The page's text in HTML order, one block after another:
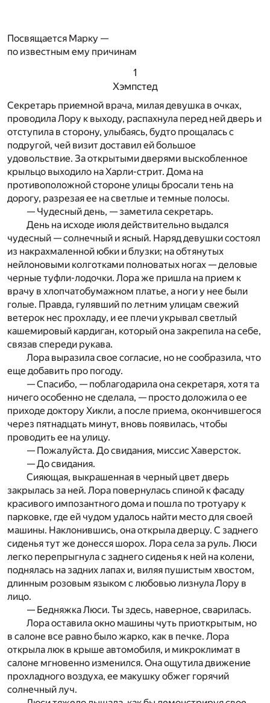
Посвящается Марку —
по известным ему причинам
1
Хэмпстед
Секретарь приемной врача, милая девушка в очках,
проводила Лору к выходу, распахнула перед ней дверь и
отступила в сторону, улыбаясь, будто прощалась с
подругой, чей визит доставил ей большое
удовольствие. За открытыми дверями выскобленное
крыльцо выходило на Харли-стрит. Дома на
противоположной стороне улицы бросали тень на
дорогу, разрезая ее на светлые и темные полосы.
— Чудесный день, — заметила секретарь.
День на исходе июля действительно выдался
чудесный — солнечный и ясный. Наряд девушки состоял
из накрахмаленной юбки и блузки; на обтянутых
нейлоновыми колготками полноватых ногах — деловые
черные туфли-лодочки. Лора же пришла на прием к
врачу в хлопчатобумажном платье, а ноги у нее были
голые. Правда, гулявший по летним улицам свежий
ветерок нес прохладу, и ее плечи укрывал светлый
кашемировый кардиган, который она закрепила на себе,
связав спереди рукава.
Лора выразила свое согласие, но не сообразила, что
еще добавить про погоду.
— Спасибо, — поблагодарила она секретаря, хотя та
ничего особенно не сделала, — просто доложила о ее
приходе доктору Хикли, а после приема, окончившегося
через пятнадцать минут, вновь появилась, чтобы
проводить ее на улицу.
— Пожалуйста. До свидания, миссис Хаверсток.
— До свидания.
Сияющая, выкрашенная в черный цвет дверь
закрылась за ней. Лора повернулась спиной к фасаду
красивого импозантного дома и пошла по тротуару к
парковке, где ей чудом удалось найти место для своей
машины. Наклонившись, она открыла дверцу. С заднего
сиденья тут же донесся шорох. Лора села за руль. Люси
легко перепрыгнула с заднего сиденья к ней на колени,
поднялась на задних лапах и, виляя пушистым хвостом,
длинным розовым языком с любовью лизнула Лору в
лицо.
— Бедняжка Люси. Ты здесь, наверное, сварилась.
Лора оставила окно машины чуть приоткрытым, но
в салоне все равно было жарко, как в печке. Лора
открыла люк в крыше автомобиля, и микроклимат в
салоне мгновенно изменился. Она ощутила движение
прохладного воздуха, ее макушку обжег горячий
солнечный луч.